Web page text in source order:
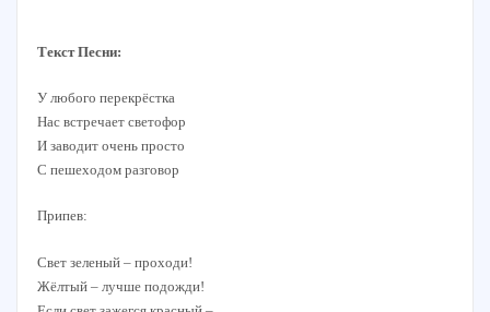
Текст Песни:
У любого перекрёстка
Нас встречает светофор
И заводит очень просто
С пешеходом разговор
Припев:
Cвет зеленый – проходи!
Жёлтый – лучше подожди!